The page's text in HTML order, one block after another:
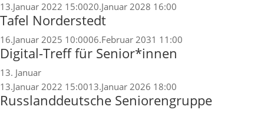
13.Januar 2022 15:0020.Januar 2028 16:00
Tafel Norderstedt
16.Januar 2025 10:0006.Februar 2031 11:00
Digital-Treff für Senior*innen
13. Januar
13.Januar 2022 15:0013.Januar 2026 18:00
Russlanddeutsche Seniorengruppe